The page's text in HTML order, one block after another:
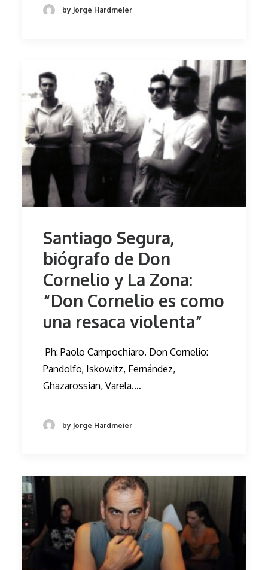
by Jorge Hardmeier
Santiago Segura,
biógrafo de Don
Cornelio y La Zona:
“Don Cornelio es como
una resaca violenta”
Ph: Paolo Campochiaro. Don Cornelio:
Pandolfo, Iskowitz, Fernández,
Ghazarossian, Varela.…
by Jorge Hardmeier